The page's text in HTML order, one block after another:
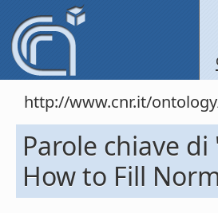
http://www.cnr.it/
Parole chiave
How to Fill